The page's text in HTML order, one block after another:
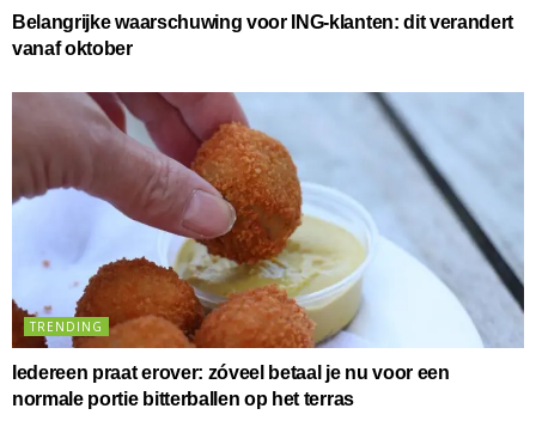
Belangrijke waarschuwing voor ING-klanten: dit verandert
vanaf oktober
TRENDING
Iedereen praat erover: zóveel betaal je nu voor een
normale portie bitterballen op het terras